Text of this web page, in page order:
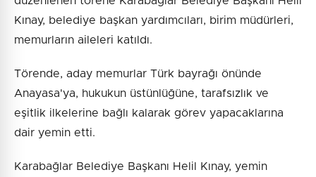
Kınay, belediye başkan yardımcıları, birim müdürleri,
memurların aileleri katıldı.
Törende, aday memurlar Türk bayrağı önünde
Anayasa'ya, hukukun üstünlüğüne, tarafsızlık ve
eşitlik ilkelerine bağlı kalarak görev yapacaklarına
dair yemin etti.
Karabağlar Belediye Başkanı Helil Kınay, yemin